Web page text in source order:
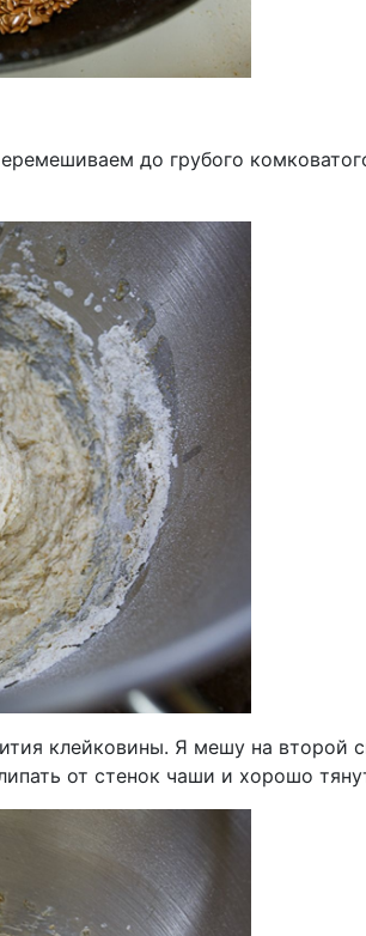
до грубого
клейковины. Я мешу на второй
от стенок чаши и хорошо